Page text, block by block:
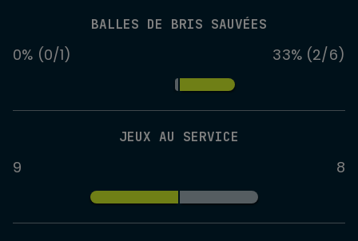
BALLES DE BRIS SAUVÉES
0% (0/1) 33% (2/6)
JEUX AU SERVICE
9 8